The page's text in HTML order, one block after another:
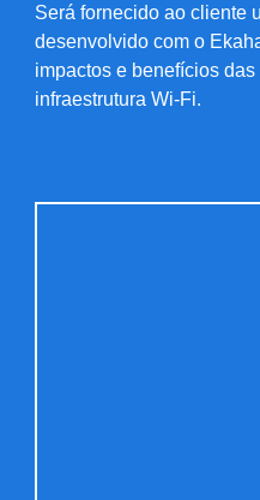
Será fornecido ao cliente
desenvolvido com o
impactos e benefícios
infraestrutura Wi-Fi.